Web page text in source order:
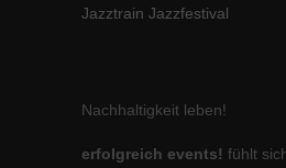
Jazztrain Jazzfestival
Nachhaltigkeit leben!
erfolgreich events! fühlt